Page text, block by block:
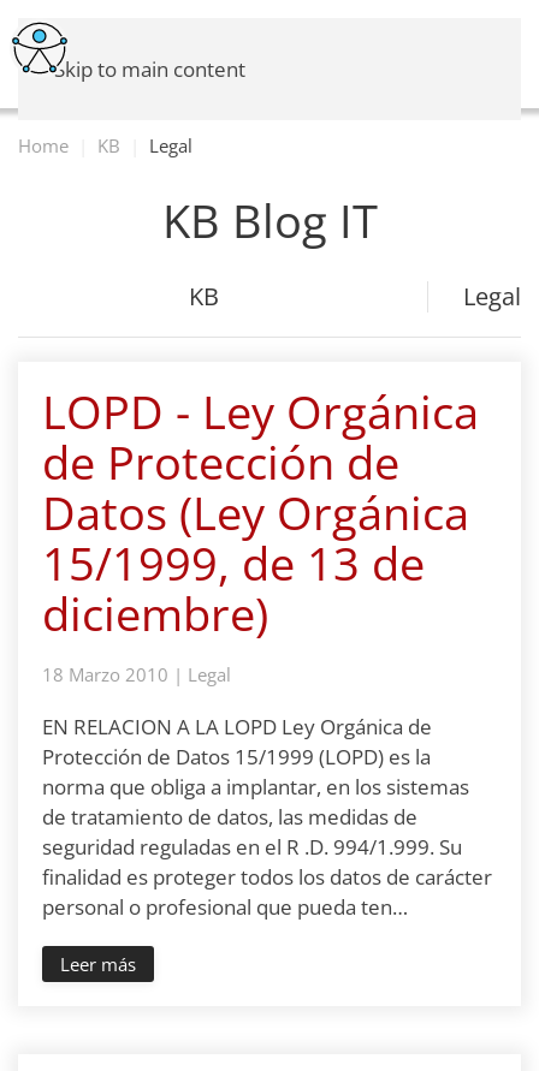
Skip to main content
Home KB Legal
KB Blog IT
KB Legal
LOPD - Ley Orgánica
de Protección de
Datos (Ley Orgánica
15/1999, de 13 de
diciembre)
18 Marzo 2010 | Legal
EN RELACION A LA LOPD Ley Orgánica de
Protección de Datos 15/1999 (LOPD) es la
norma que obliga a implantar, en los sistemas
de tratamiento de datos, las medidas de
seguridad reguladas en el R .D. 994/1.999. Su
finalidad es proteger todos los datos de carácter
personal o profesional que pueda ten…
Leer más